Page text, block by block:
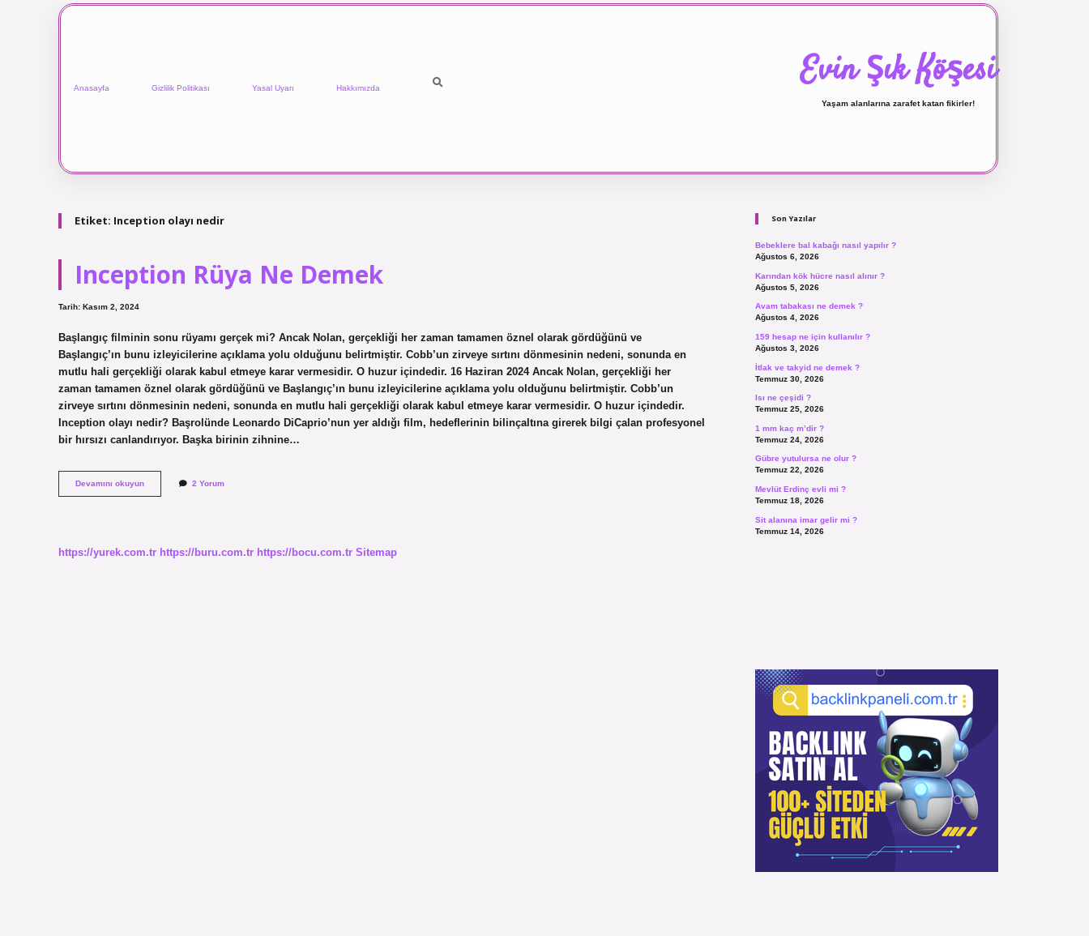
Anasayfa Gizlilik Politikası Yasal Uyarı Hakkımızda Evin Şık Köşesi
Yaşam alanlarına zarafet katan fikirler!
Etiket: Inception olayı nedir
Inception Rüya Ne Demek
Tarih: Kasım 2, 2024
Başlangıç filminin sonu rüyamı gerçek mi? Ancak Nolan, gerçekliği her zaman tamamen öznel olarak gördüğünü ve
Başlangıç’ın bunu izleyicilerine açıklama yolu olduğunu belirtmiştir. Cobb’un zirveye sırtını dönmesinin nedeni, sonunda en
mutlu hali gerçekliği olarak kabul etmeye karar vermesidir. O huzur içindedir. 16 Haziran 2024 Ancak Nolan, gerçekliği her
zaman tamamen öznel olarak gördüğünü ve Başlangıç’ın bunu izleyicilerine açıklama yolu olduğunu belirtmiştir. Cobb’un
zirveye sırtını dönmesinin nedeni, sonunda en mutlu hali gerçekliği olarak kabul etmeye karar vermesidir. O huzur içindedir.
Inception olayı nedir? Başrolünde Leonardo DiCaprio’nun yer aldığı film, hedeflerinin bilinçaltına girerek bilgi çalan profesyonel
bir hırsızı canlandırıyor. Başka birinin zihnine…
Devamını okuyunInception
Rüya
2 Yorum
https://yurek.com.tr https://buru.com.tr https://bocu.com.tr Sitemap
Son Yazılar
Bebeklere bal kabağı nasıl yapılır ?
Ağustos 6, 2026
Karından kök hücre nasıl alınır ?
Ağustos 5, 2026
Avam tabakası ne demek ?
Ağustos 4, 2026
159 hesap ne için kullanılır ?
Ağustos 3, 2026
İtlak ve takyid ne demek ?
Temmuz 30, 2026
Isı ne çeşidi ?
Temmuz 25, 2026
1 mm kaç m’dir ?
Temmuz 24, 2026
Gübre yutulursa ne olur ?
Temmuz 22, 2026
Mevlüt Erdinç evli mi ?
Temmuz 18, 2026
Sit alanına imar gelir mi ?
Temmuz 14, 2026